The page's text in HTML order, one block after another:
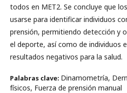
todos en MET2. Se concluye que
usarse para identificar individuos
prensión, permitiendo detección y
el deporte, así como de individuos
resultados negativos para la salud.
Palabras clave: Dinamometría,
físicos, Fuerza de prensión manual